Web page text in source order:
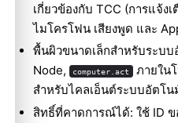
เกี่ยวข้องกับ TCC (การแจ้ง
ไมโครโฟน เสียงพูด และ
พื้นผิวขนาดเล็กสำหรับระบ
Node,
computer.act
ภายใน
สำหรับไคลเอ็นต์ระบบอัตโ
สิทธิ์ที่คาดการณ์ได้: ใช้ ID ข